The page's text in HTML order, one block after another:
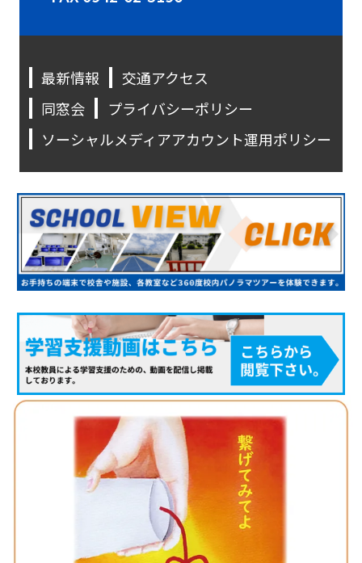
最新情報
交通アクセス
同窓会
プライバシーポリシー
ソーシャルメディアアカウント運用ポリシー